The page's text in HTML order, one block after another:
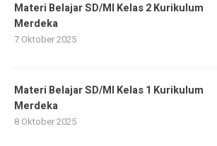
Materi Belajar SD/MI Kelas 2 Kurikulum
Merdeka
7 Oktober 2025
Materi Belajar SD/MI Kelas 1 Kurikulum
Merdeka
8 Oktober 2025